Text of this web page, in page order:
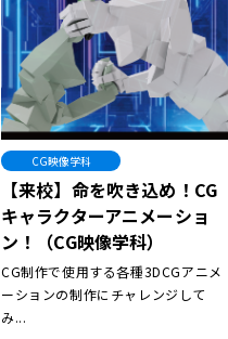
CG映像学科
【来校】命を吹き込め！CG
キャラクターアニメーショ
ン！（CG映像学科）
CG制作で使用する各種3DCGアニメ
ーションの制作にチャレンジして
み...